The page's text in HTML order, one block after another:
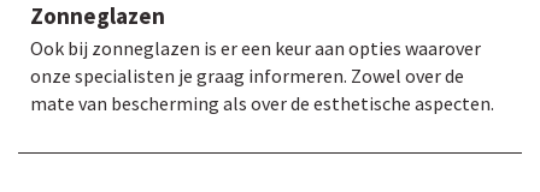
Zonneglazen
Ook bij zonneglazen is er een keur aan opties waarover
onze specialisten je graag informeren. Zowel over de
mate van bescherming als over de esthetische aspecten.